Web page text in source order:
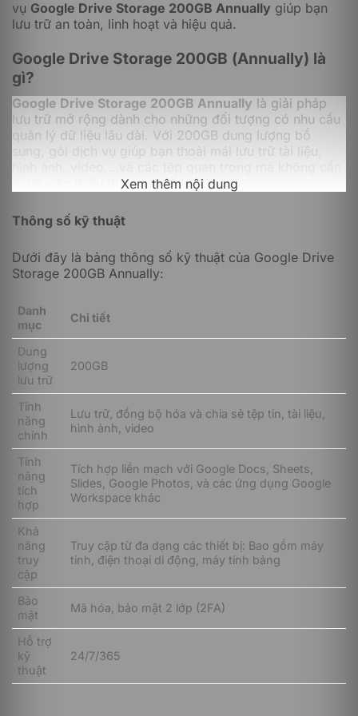
vụ Google Drive Storage 200GB Annually giúp bạn
lưu trữ an toàn, linh hoạt và hiệu quả.
Google Drive Storage 200GB (Annually) là
gì?
Google Drive Storage 200GB Annually là giải pháp
lưu trữ mở rộng dành cho những đối tượng có nhu cầu
quản lý dữ liệu lâu dài. Với 200GB dung lượng bổ
sung, gói dịch vụ giúp bạn thoải mái lưu trữ tài liệu,
lo về việc thiếu dung lượng.
Với sự ổn định và uy tín của Google, Google Drive
Storage 200GB Annually là lựa chọn đáng tin cậy để
tối ưu hóa việc quản lý dữ liệu, mang tới trải nghiệm
liền mạch trong công việc và cuộc sống, giúp bạn dễ
dàng truy cập mọi lúc, mọi nơi.
Google Drive Storage 200GB (Annually) lưu
trữ những dữ liệu nào?
Xem thêm nội dung
Thông số kỹ thuật
Dưới đây là bảng thông số kỹ thuật của Google Drive
Storage 200GB Annually:
Danh
mục
Chi tiết
Dung
lượng
lưu trữ
200GB
Tính
năng
chính
Lưu trữ, đồng bộ hóa và chia sẻ tệp tin, tài liệu,
hình ảnh, video
Tính
năng
tích
hợp
Tích hợp liền mạch với Google Docs, Sheets,
Slides, Google Photos, và các ứng dụng Google
Workspace khác
Khả
năng
truy
cập
Truy cập từ đa dạng các thiết bị: Bao gồm máy
tính, điện thoại di động, máy tính bảng
Bảo
mật
Mã hóa, bảo mật 2 lớp (2FA)
Hỗ trợ
kỹ
thuật
24/7/365